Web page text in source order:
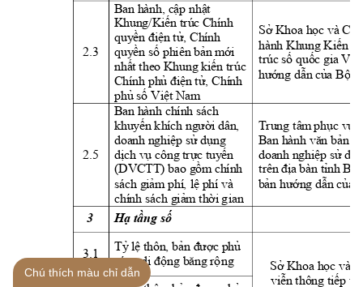
2.3
Ban hành, cập nhật
Khung/Kiến trúc Chính
quyền điện tử, Chính
quyền số phiên bản mới
nhất theo Khung kiến trúc
Chính phủ điện tử, Chính
phủ số Việt Nam
Sở Khoa học và
hành Khung Kiến
trúc số quốc gia
hướng dẫn của Bộ
2.5
Ban hành chính sách
khuyến khích người dân
doanh nghiệp sử dụng
dịch vụ công trực tuyến
(DVCTT) bao gồm chính
sách giảm phí, lệ phí và
chính sách giảm thời gian
Trung tâm phục vụ
Ban hành văn bản
doanh nghiệp sử
trên địa bàn tỉnh Bắc
bản hướng dẫn của
3 Hạ tầng số
3.1 Tỷ lệ thôn , bản được phủ
sóng di động băng rộng
Sở Khoa học và
viễn thông tiếp t
Chú thích màu chỉ dẫn